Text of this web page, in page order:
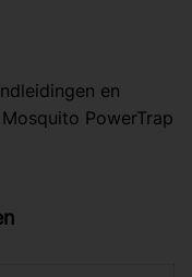
en
PowerTrap